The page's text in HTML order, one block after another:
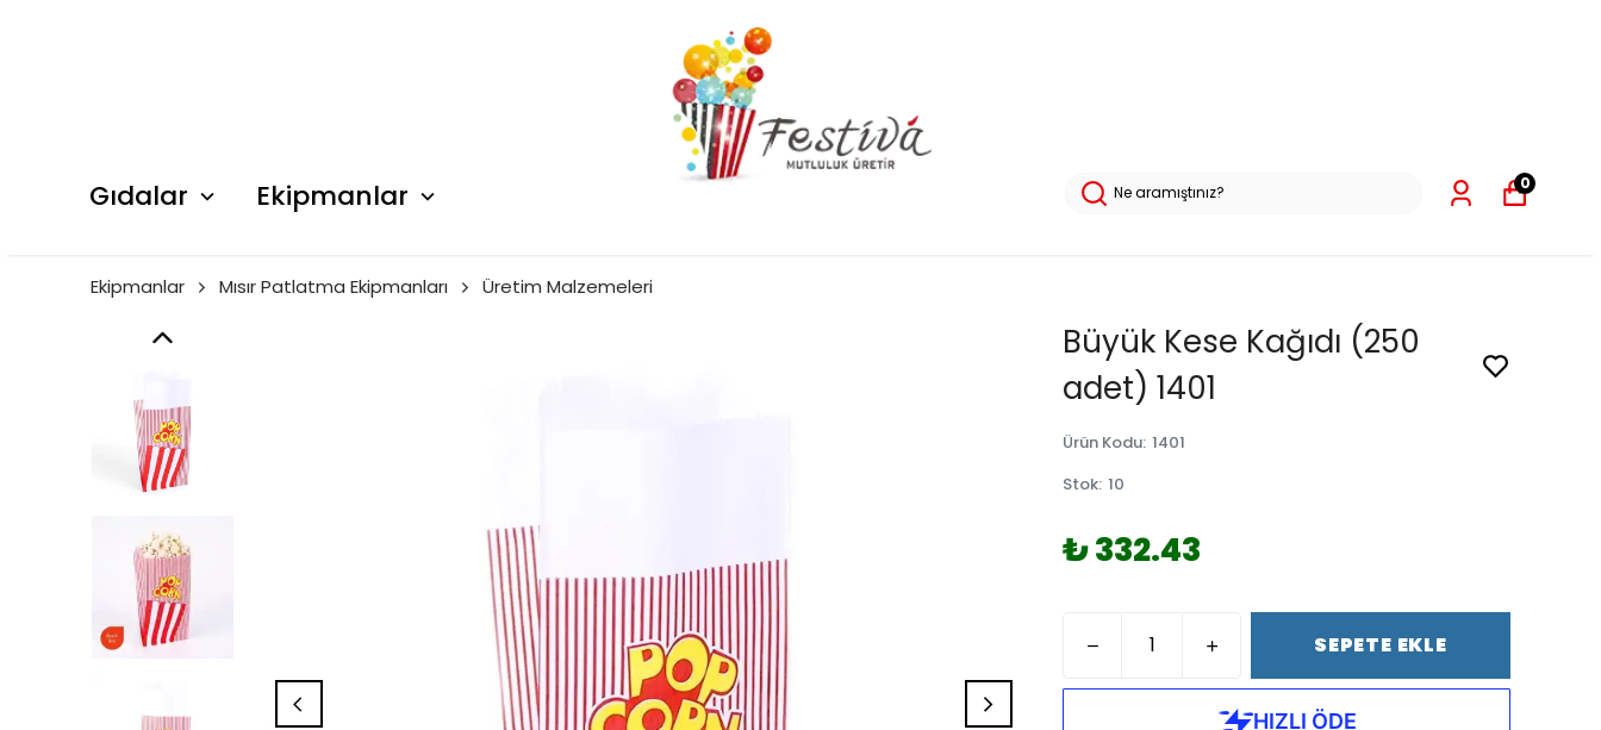
Gıdalar Ekipmanlar 0
Ekipmanlar Mısır Patlatma Ekipmanları Üretim Malzemeleri
Büyük Kese Kağıdı (250
adet) 1401
Ürün Kodu: 1401
Stok: 10
₺ 332.43
SEPETE EKLE